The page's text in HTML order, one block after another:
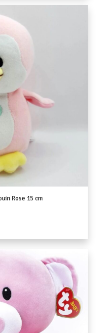
Rose 15 cm